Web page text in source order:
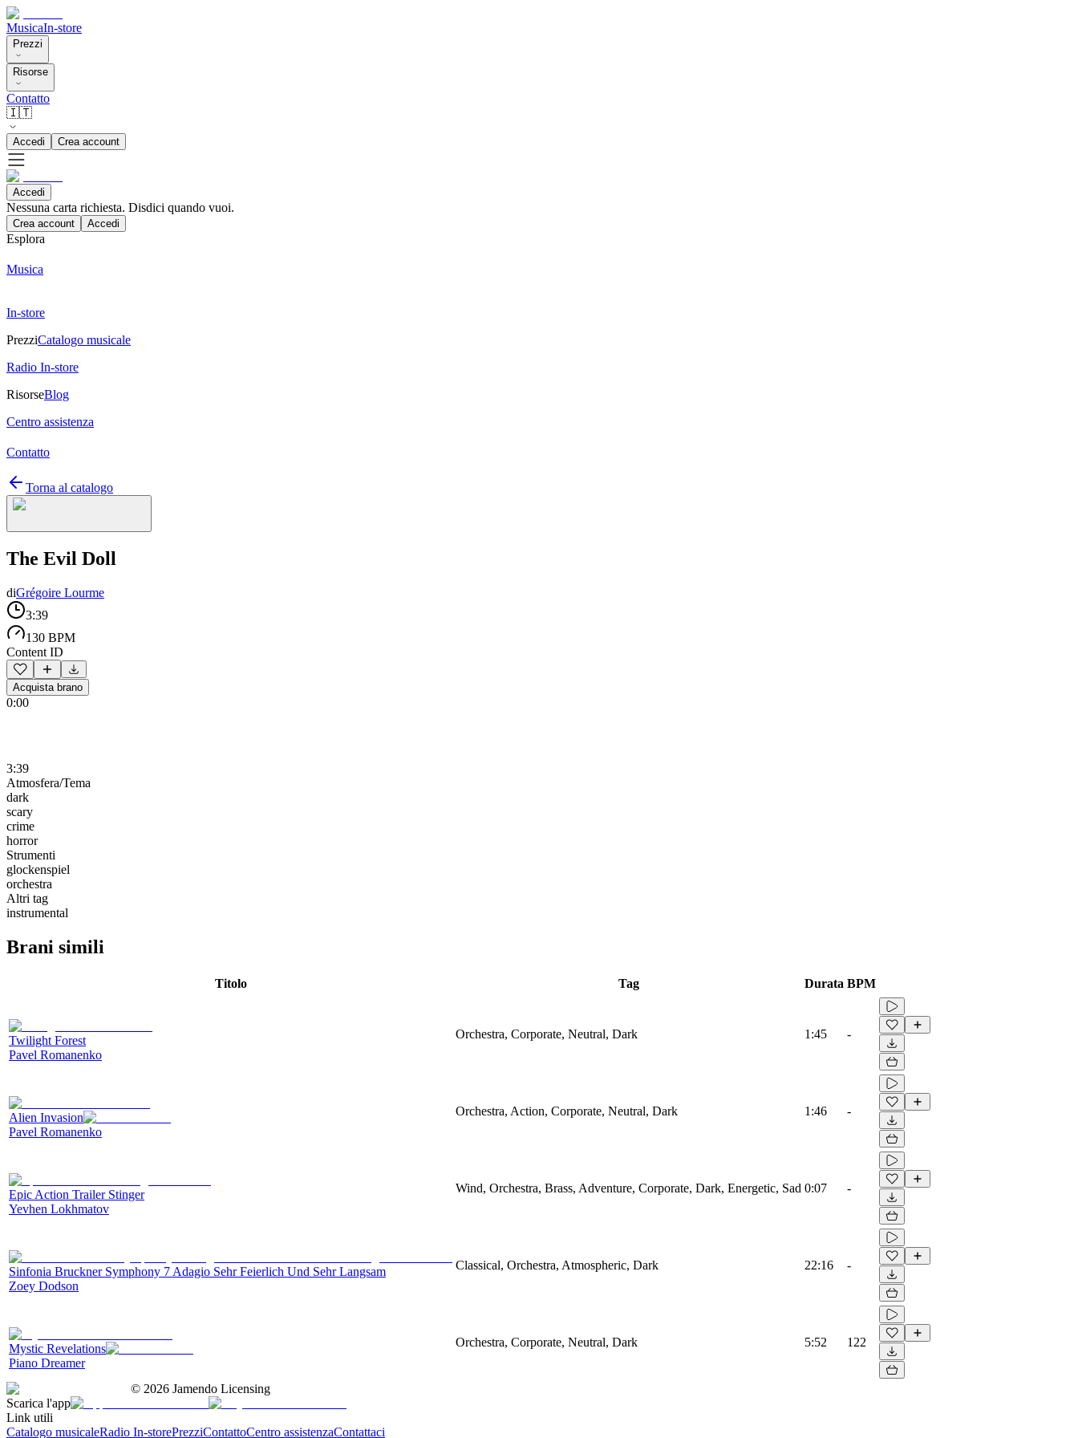
MusicaIn-store
Prezzi
Risorse
Contatto
🇮🇹
Accedi Crea account
Accedi
Nessuna carta richiesta. Disdici quando vuoi.
Crea account Accedi
Esplora
Musica
In-store
PrezziCatalogo musicale
Radio In-store
RisorseBlog
Centro assistenza
Contatto
Torna al catalogo
The Evil Doll
diGrégoire Lourme
3:39
130 BPM
Content ID
Acquista brano
0:00
3:39
Atmosfera/Tema
dark
scary
crime
horror
Strumenti
glockenspiel
orchestra
Altri tag
instrumental
Brani simili
Titolo Tag Durata BPM
Twilight Forest
Pavel Romanenko
Orchestra, Corporate, Neutral, Dark 1:45 -
Alien Invasion
Pavel Romanenko
Orchestra, Action, Corporate, Neutral, Dark 1:46 -
Epic Action Trailer Stinger
Yevhen Lokhmatov
Wind, Orchestra, Brass, Adventure, Corporate, Dark, Energetic, Sad 0:07 -
Sinfonia Bruckner Symphony 7 Adagio Sehr Feierlich Und Sehr Langsam
Zoey Dodson
Classical, Orchestra, Atmospheric, Dark 22:16 -
Mystic Revelations
Piano Dreamer
Orchestra, Corporate, Neutral, Dark 5:52 122
© 2026 Jamendo Licensing
Scarica l'app
Link utili
Catalogo musicaleRadio In-storePrezziContattoCentro assistenzaContattaci